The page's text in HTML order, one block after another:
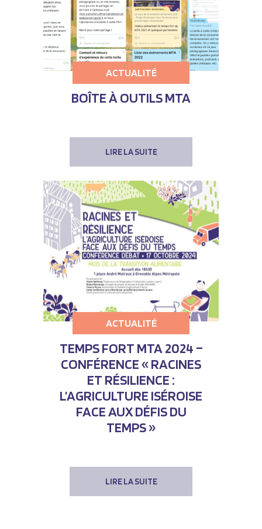
ACTUALITÉ
BOÎTE À OUTILS MTA
LIRE LA SUITE
ACTUALITÉ
TEMPS FORT MTA 2024 –
CONFÉRENCE « RACINES
ET RÉSILIENCE :
L’AGRICULTURE ISÉROISE
FACE AUX DÉFIS DU
TEMPS »
LIRE LA SUITE